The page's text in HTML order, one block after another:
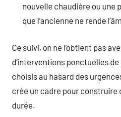
nouvelle chaudière ou une
que l’ancienne ne rende
Ce suivi, on ne l’obtient pas
d’interventions ponctuelles
choisis au hasard des
crée un cadre pour construire
durée.